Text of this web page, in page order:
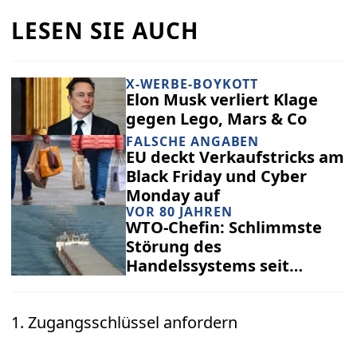
LESEN SIE AUCH
X-WERBE-BOYKOTT
Elon Musk verliert Klage
gegen Lego, Mars & Co
FALSCHE ANGABEN
EU deckt Verkaufstricks am
Black Friday und Cyber
Monday auf
VOR 80 JAHREN
WTO-Chefin: Schlimmste
Störung des
Handelssystems seit
1. Zugangsschlüssel anfordern